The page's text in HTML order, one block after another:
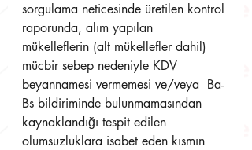
sorgulama neticesinde üretilen kontrol
raporunda, alım yapılan
mükelleflerin (alt mükellefler dahil)
mücbir sebep nedeniyle KDV
beyannamesi vermemesi ve/veya  Ba-
Bs bildiriminde bulunmamasından
kaynaklandığı tespit edilen
olumsuzluklara isabet eden kısmın